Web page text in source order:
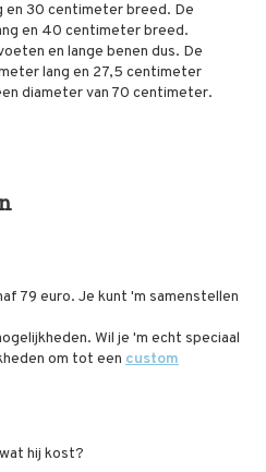
en 30 centimeter breed. De
en 40 centimeter breed.
en lange benen dus. De
lang en 27,5 centimeter
diameter van 70 centimeter.
79 euro. Je kunt 'm samenstellen
Wil je 'm echt speciaal
om tot een custom
hij kost?